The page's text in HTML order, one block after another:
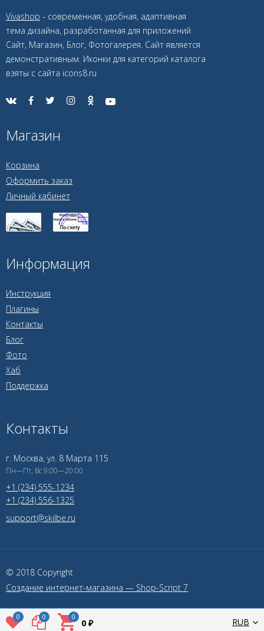
Vivashop - современная, удобная, адаптивная
тема дизайна, разработанная для приложений
Сайт, Магазин, Блог, Фотогалерея. Сайт является
демонстративным. Иконки для категорий каталога
взяты с сайта icons8.ru
Магазин
Корзина
Оформить заказ
Личный кабинет
Информация
Инструкция
Плагины
Контакты
Блог
Фото
Хаб
Поддержка
Контакты
г. Москва, ул. 8 Марта 115
Пн—Пт, Вс 9:00—20:00
+1 (234) 555-1234
+1 (234) 556-1325
support@skilbe.ru
© 2018 Copyright
Создание интернет-магазина — Shop-Script 7
RUB
0 0 0
0 ₽